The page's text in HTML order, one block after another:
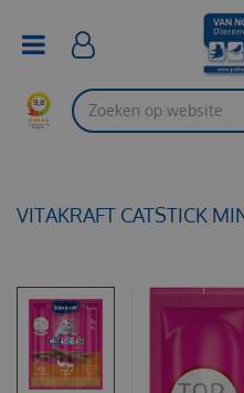
VITAKRAFT CATSTICK